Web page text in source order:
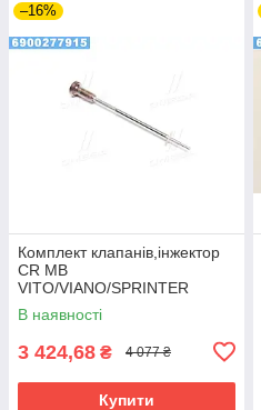
–16%
Комплект клапанів,інжектор
CR MB
VITO/VIANO/SPRINTER
2,1/2,2/2,7/3,2 (вир-во Bosch)
В наявності
3 424,68 ₴ 4 077 ₴
Купити